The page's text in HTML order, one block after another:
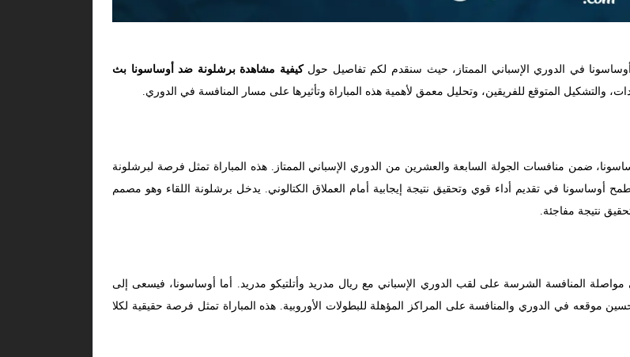
في الدوري الإسباني الممتاز، حيث سنقدم لكم تفاصيل حولكيفية مشاهدة برشلونة ضد أوساسونا بث
والتشكيل المتوقع للفريقين، وتحليل معمق لأهمية هذه المباراة وتأثيرها على مسار المنافسة في الدوري.
ضمن منافسات الجولة السابعة والعشرين من الدوري الإسباني الممتاز. هذه المباراة تمثل فرصة لبرشلونة
أوساسونا في تقديم أداء قوي وتحقيق نتيجة إيجابية أمام العملاق الكتالوني. يدخل برشلونة اللقاء وهو مصمم
نتيجة مفاجئة.
المنافسة الشرسة على لقب الدوري الإسباني مع ريال مدريد وأتلتيكو مدريد. أما أوساسونا، فيسعى إلى
موقعه في الدوري والمنافسة على المراكز المؤهلة للبطولات الأوروبية. هذه المباراة تمثل فرصة حقيقية لكلا